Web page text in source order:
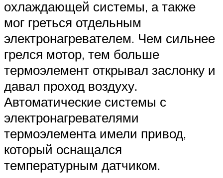
охлаждающей системы, а также
мог греться отдельным
электронагревателем. Чем сильнее
грелся мотор, тем больше
термоэлемент открывал заслонку и
давал проход воздуху.
Автоматические системы с
электронагревателями
термоэлемента имели привод,
который оснащался
температурным датчиком.